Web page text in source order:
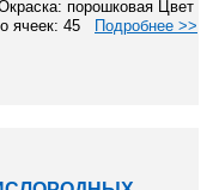
порошковая Цвет
ячеек: 45
Подробнее >>